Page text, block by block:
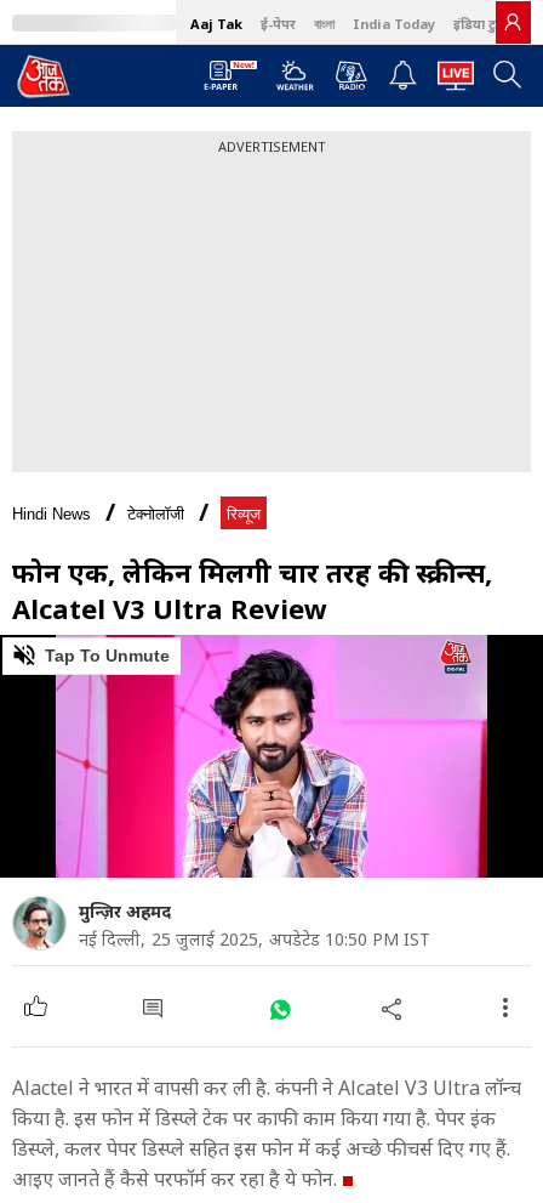
Aaj Tak ई-पेपर বাংলা India Today इंडिया टुडे हिंदी
ADVERTISEMENT
Hindi News टेक्नोलॉजी रिव्यूज
फोन एक, लेकिन मिलेंगी चार तरह की स्क्रीन्स,
Alcatel V3 Ultra Review
0
of
10
मुन्ज़िर अहमद
नई दिल्ली, 25 जुलाई 2025, अपडेटेड 10:50 PM IST
Alactel ने भारत में वापसी कर ली है. कंपनी ने Alcatel V3 Ultra लॉन्च
किया है. इस फोन में डिस्प्ले टेक पर काफी काम किया गया है. पेपर इंक
डिस्प्ले, कलर पेपर डिस्प्ले सहित इस फोन में कई अच्छे फीचर्स दिए गए हैं.
आइए जानते हैं कैसे परफॉर्म कर रहा है ये फोन.